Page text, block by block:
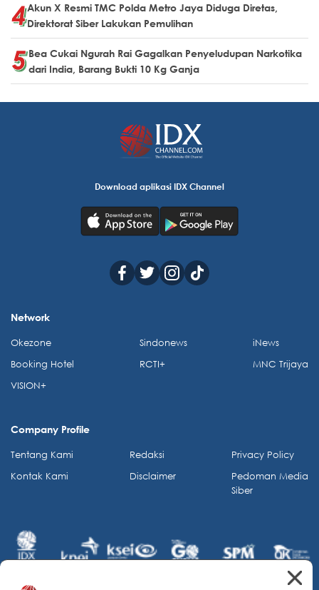
Akun X Resmi TMC Polda Metro Jaya Diduga Diretas,
Direktorat Siber Lakukan Pemulihan
Bea Cukai Ngurah Rai Gagalkan Penyeludupan Narkotika
dari India, Barang Bukti 10 Kg Ganja
Download aplikasi IDX Channel
Network
Okezone
Booking Hotel
VISION+
Sindonews
RCTI+
iNews
MNC Trijaya
Company Profile
Tentang Kami
Kontak Kami
Redaksi
Disclaimer
Privacy Policy
Pedoman Media
Siber